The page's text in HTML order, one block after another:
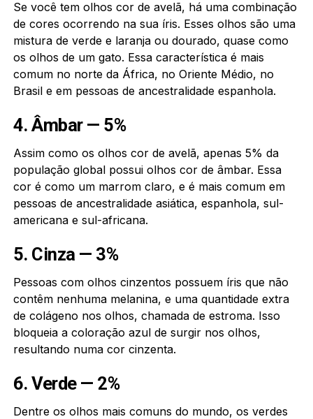
Se você tem olhos cor de avelã, há uma combinação
de cores ocorrendo na sua íris. Esses olhos são uma
mistura de verde e laranja ou dourado, quase como
os olhos de um gato. Essa característica é mais
comum no norte da África, no Oriente Médio, no
Brasil e em pessoas de ancestralidade espanhola.
4. Âmbar — 5%
Assim como os olhos cor de avelã, apenas 5% da
população global possui olhos cor de âmbar. Essa
cor é como um marrom claro, e é mais comum em
pessoas de ancestralidade asiática, espanhola, sul-
americana e sul-africana.
5. Cinza — 3%
Pessoas com olhos cinzentos possuem íris que não
contêm nenhuma melanina, e uma quantidade extra
de colágeno nos olhos, chamada de estroma. Isso
bloqueia a coloração azul de surgir nos olhos,
resultando numa cor cinzenta.
6. Verde — 2%
Dentre os olhos mais comuns do mundo, os verdes